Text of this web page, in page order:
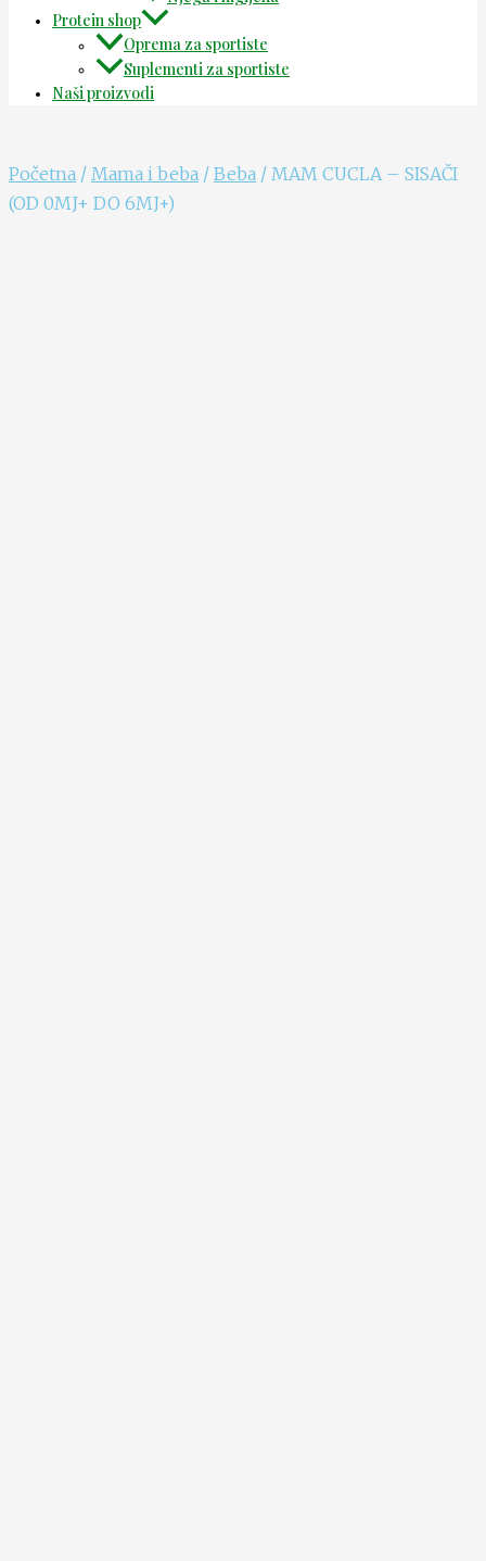
Protein shop
Oprema za sportiste
Suplementi za sportiste
Naši proizvodi
Početna / Mama i beba / Beba / MAM CUCLA – SISAČI
(OD 0MJ+ DO 6MJ+)